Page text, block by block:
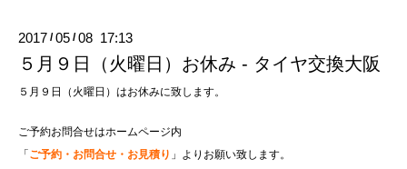
2017 /05 /08 17:13
５月９日（火曜日）お休み - タイヤ交換大阪
５月９日（火曜日）はお休みに致します。
ご予約お問合せはホームページ内
「ご予約・お問合せ・お見積り 」よりお願い致します。